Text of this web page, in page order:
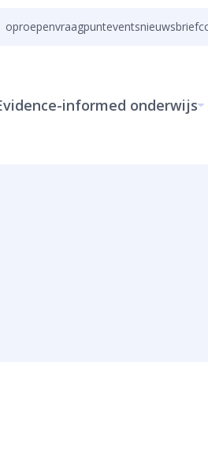
oproepenvraagpunteventsnieuwsbrief
informed onderwijs